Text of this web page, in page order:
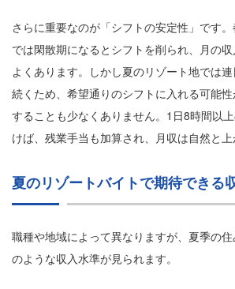
さらに重要なのが「シフトの安定性」です
では閑散期になるとシフトを削られ、月の
よくあります。しかし夏のリゾート地では
続くため、希望通りのシフトに入れる可能
することも少なくありません。1日8時間以
けば、残業手当も加算され、月収は自然と上
夏のリゾートバイトで期待できる
職種や地域によって異なりますが、夏季の
のような収入水準が見られます。